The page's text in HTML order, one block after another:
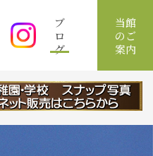
ブ
ロ
グ
当館
のご
案内